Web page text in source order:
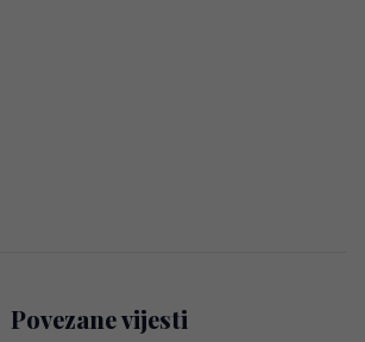
Povezane vijesti